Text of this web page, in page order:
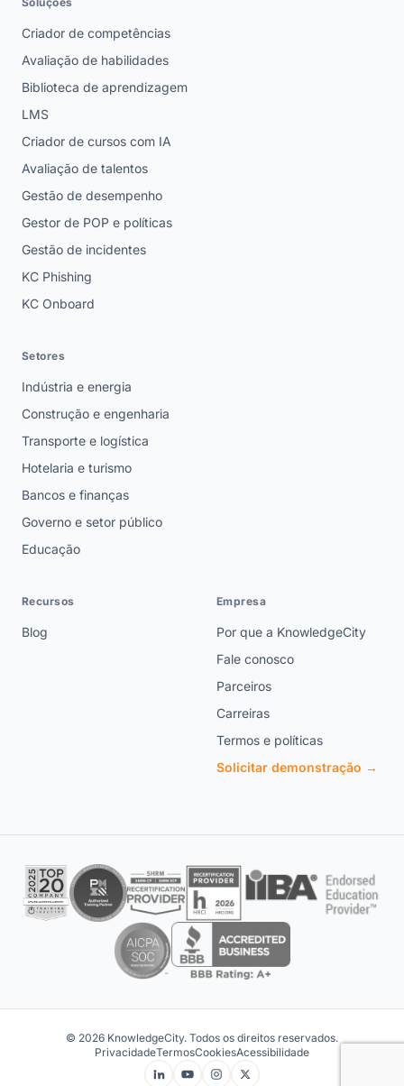
Avaliação de habilidades
Biblioteca de aprendizagem
LMS
Criador de cursos com IA
Avaliação de talentos
Gestão de desempenho
Gestor de POP e políticas
Gestão de incidentes
KC Phishing
KC Onboard
Setores
Construção e engenharia
Transporte e logística
Hotelaria e turismo
Bancos e finanças
Governo e setor público
Educação
Recursos
Fale conosco
Parceiros
Carreiras
Termos e políticas
Solicitar demonstração →